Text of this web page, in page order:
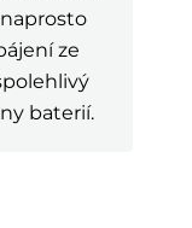
ze
baterií.